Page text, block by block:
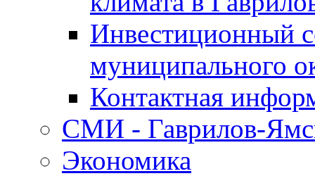
Инвестиционный
муниципального
Контактная
СМИ - Гаврилов-
Экономика